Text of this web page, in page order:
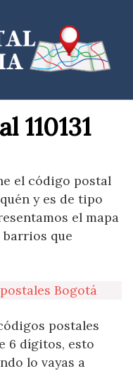
110131
el código postal
y es de tipo
el mapa
barrios que
Bogotá
postales
6 dígitos, esto
lo vayas a